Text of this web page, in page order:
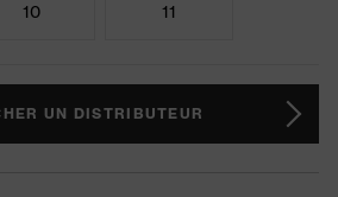
10 11
UN DISTRIBUTEUR